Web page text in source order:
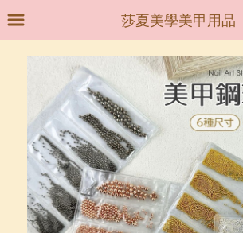
莎夏美學美甲用品